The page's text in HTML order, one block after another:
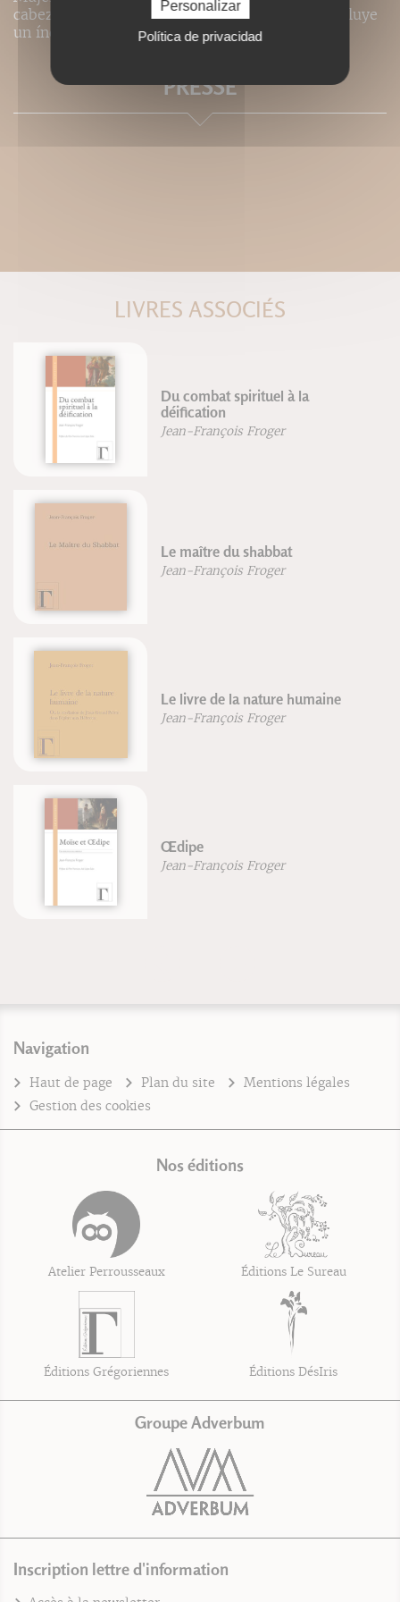
cabeza coronada por doce estrellas. La obra incluye
un índice temático.
PRESSE
LIVRES ASSOCIÉS
Du combat spirituel à la
déification
Jean-François Froger
Le maître du shabbat
Jean-François Froger
Le livre de la nature humaine
Jean-François Froger
Œdipe
Jean-François Froger
Navigation
Haut de page Plan du site
Mentions légales
Gestion des cookies
Nos éditions
Atelier Perrousseaux Éditions Le Sureau
Éditions Grégoriennes Éditions DésIris
Groupe Adverbum
Inscription lettre d'information
Personalizar
Política de privacidad